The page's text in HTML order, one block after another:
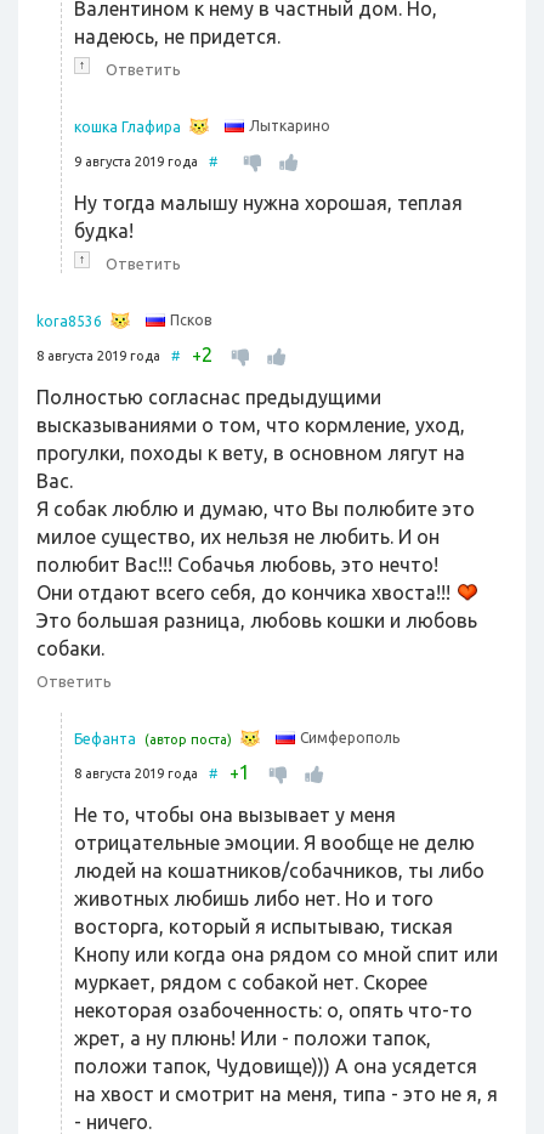
Валентином к нему в частный дом. Но,
надеюсь, не придется.
↑ Ответить
кошка Глафира Лыткарино
9 августа 2019 года #
Ну тогда малышу нужна хорошая, теплая
будка!
↑ Ответить
kora8536 Псков
8 августа 2019 года # +2
Полностью согласнас предыдущими
высказываниями о том, что кормление, уход,
прогулки, походы к вету, в основном лягут на
Вас.
Я собак люблю и думаю, что Вы полюбите это
милое существо, их нельзя не любить. И он
полюбит Вас!!! Собачья любовь, это нечто!
Они отдают всего себя, до кончика хвоста!!!
Это большая разница, любовь кошки и любовь
собаки.
Ответить
Бефанта (автор поста) Симферополь
8 августа 2019 года # +1
Не то, чтобы она вызывает у меня
отрицательные эмоции. Я вообще не делю
людей на кошатников/собачников, ты либо
животных любишь либо нет. Но и того
восторга, который я испытываю, тиская
Кнопу или когда она рядом со мной спит или
муркает, рядом с собакой нет. Скорее
некоторая озабоченность: о, опять что-то
жрет, а ну плюнь! Или - положи тапок,
положи тапок, Чудовище))) А она усядется
на хвост и смотрит на меня, типа - это не я, я
- ничего.